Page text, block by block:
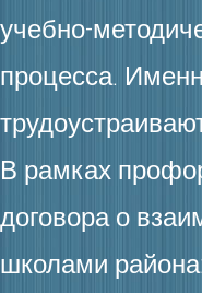
учебно-
процесса.
В рамках
договора о
школами